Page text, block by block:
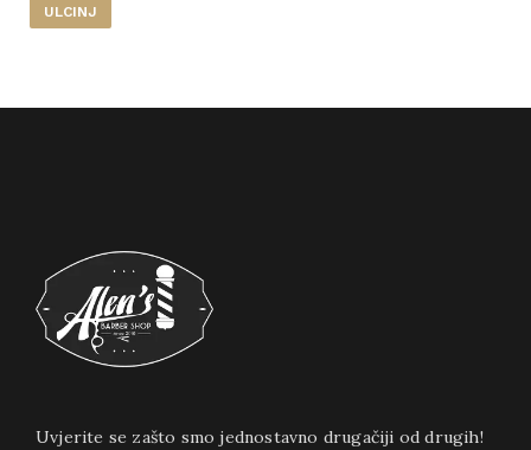
ULCINJ
Uvjerite se zašto smo jednostavno drugačiji od drugih!